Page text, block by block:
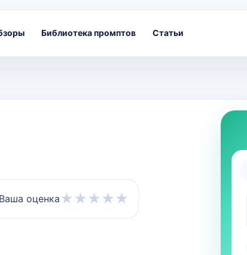
Библиотека промптов Статьи
Ваша оценка ★ ★ ★ ★ ★